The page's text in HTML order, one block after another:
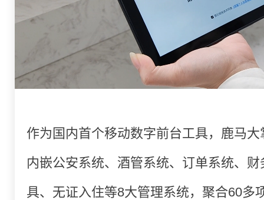
作为国内首个移动数字前台工具，鹿马
内嵌公安系统、酒管系统、订单系统、
具、无证入住等8大管理系统，聚合60多